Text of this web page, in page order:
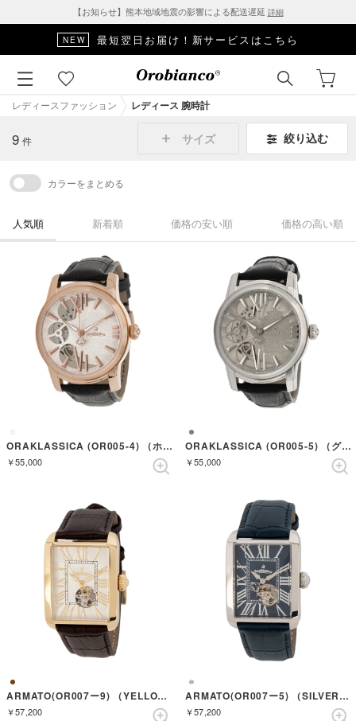
【お知らせ】熊本地域地震の影響による配送遅延 詳細
NEW 最短翌日お届け！新サービスはこちら
レディースファッション レディース 腕時計
9 件 サイズ 絞り込む
カラーをまとめる
人気順 新着順 価格の安い順 価格の高い順
ORAKLASSICA (OR005-4) （ホワイト）
￥55,000
ORAKLASSICA (OR005-5) （グレー）
￥55,000
ARMATO(OR007ー9) （YELLOWGOLD/BROWN）
￥57,200
ARMATO(OR007ー5) （SILVER/NAVY）
￥57,200